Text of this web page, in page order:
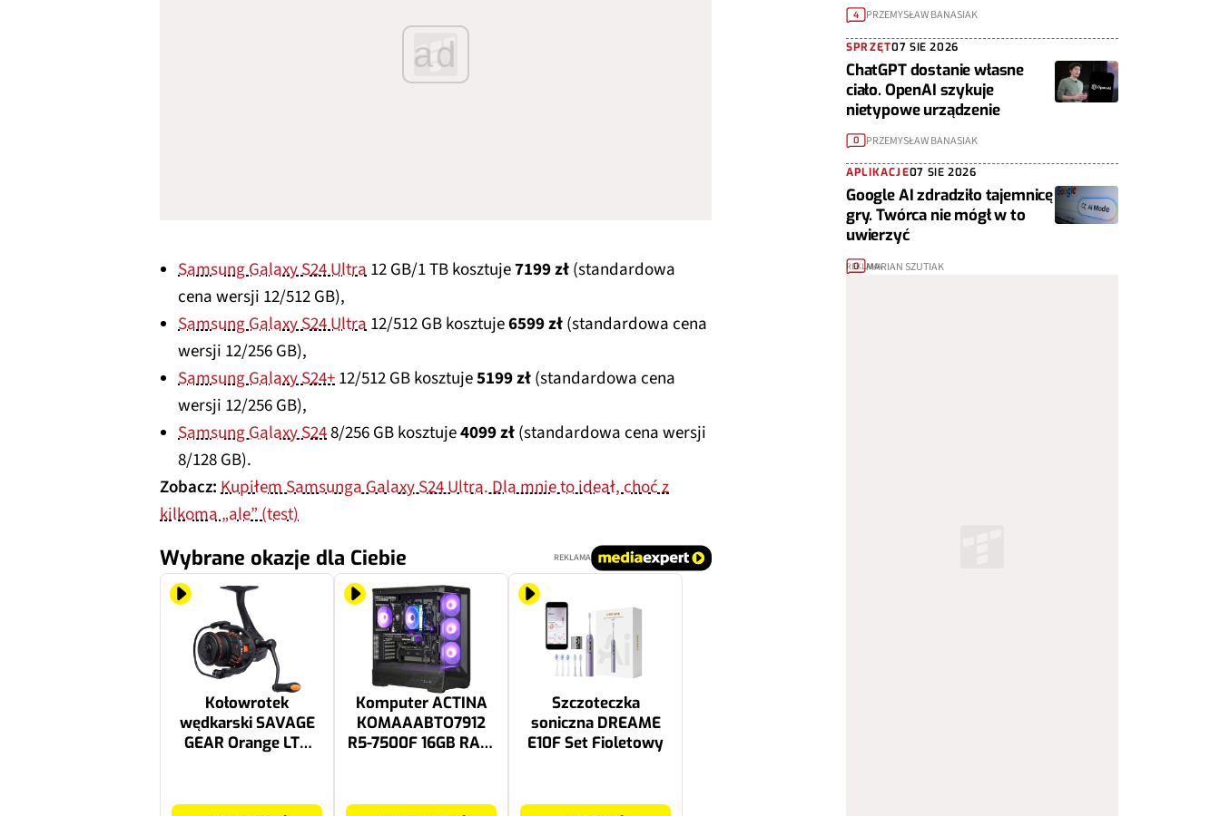
ad
Samsung Galaxy S24 Ultra12 GB/1 TB kosztuje7199 zł(standardowa
cena wersji 12/512 GB),
Samsung Galaxy S24 Ultra12/512 GB kosztuje6599 zł(standardowa cena
wersji 12/256 GB),
Samsung Galaxy S24+12/512 GB kosztuje5199 zł(standardowa cena
wersji 12/256 GB),
Samsung Galaxy S248/256 GB kosztuje4099 zł(standardowa cena wersji
8/128 GB).
Zobacz:Kupiłem Samsunga Galaxy S24 Ultra. Dla mnie to ideał, choć z
kilkoma „ale” (test)
Wybrane okazje dla Ciebie REKLAMA
Kołowrotek
wędkarski SAVAGE
GEAR Orange LTD
Komputer ACTINA
KOMAAABTO7912
R5-7500F 16GB RAM
Szczoteczka
soniczna DREAME
E10F Set Fioletowy
4 PRZEMYSŁAW BANASIAK
SPRZĘT07 SIE 2026
ChatGPT dostanie własne
ciało. OpenAI szykuje
nietypowe urządzenie
0 PRZEMYSŁAW BANASIAK
APLIKACJE07 SIE 2026
Google AI zdradziło tajemnicę
gry. Twórca nie mógł w to
uwierzyć
0 MARIAN SZUTIAK